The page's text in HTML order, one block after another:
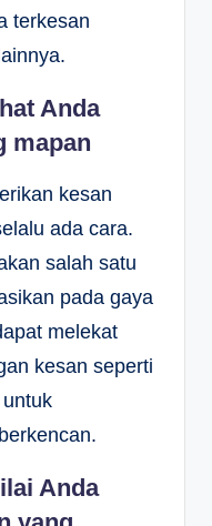
terkesan
Anda
mapan
kesan
ada cara.
salah satu
pada gaya
melekat
kesan seperti
Anda